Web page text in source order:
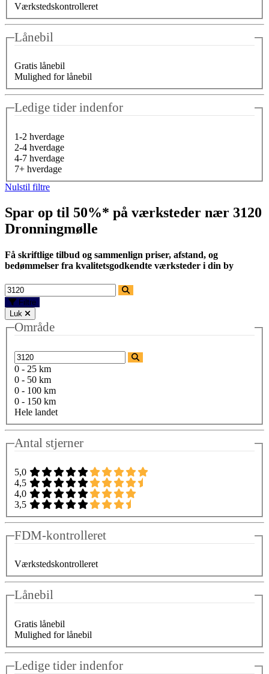
Værkstedskontrolleret
Lånebil
Gratis lånebil
Mulighed for lånebil
Ledige tider indenfor
1-2 hverdage
2-4 hverdage
4-7 hverdage
7+ hverdage
Nulstil filtre
Spar op til 50%* på værksteder nær 3120
Dronningmølle
Få skriftlige tilbud og sammenlign priser, afstand, og
bedømmelser fra kvalitetsgodkendte værksteder i din by
Filtre
Luk
Område
0 - 25 km
0 - 50 km
0 - 100 km
0 - 150 km
Hele landet
Antal stjerner
5,0
4,5
4,0
3,5
FDM-kontrolleret
Værkstedskontrolleret
Lånebil
Gratis lånebil
Mulighed for lånebil
Ledige tider indenfor